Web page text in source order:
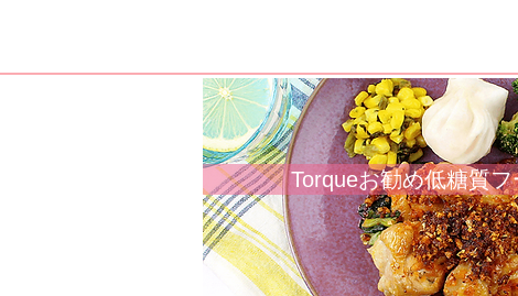
Torqueお勧め低糖質フ